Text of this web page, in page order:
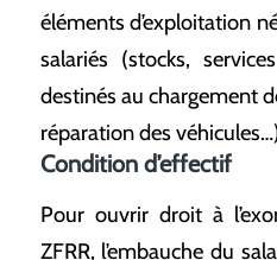
éléments d’exploitation
salariés (stocks,
destinés au chargement
réparation des
Condition d’effectif
Pour ouvrir droit à
ZFRR, l’embauche du